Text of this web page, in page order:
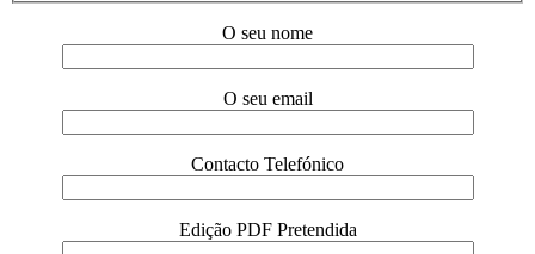
O seu nome
O seu email
Contacto Telefónico
Edição PDF Pretendida